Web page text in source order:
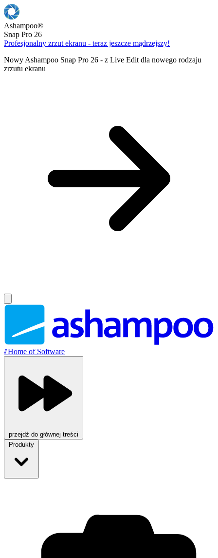
Ashampoo®
Snap Pro 26
Profesjonalny zrzut ekranu - teraz jeszcze mądrzejszy!
Nowy Ashampoo Snap Pro 26 - z Live Edit dla nowego rodzaju
zrzutu ekranu
//Home of Software
przejdź do głównej treści
Produkty